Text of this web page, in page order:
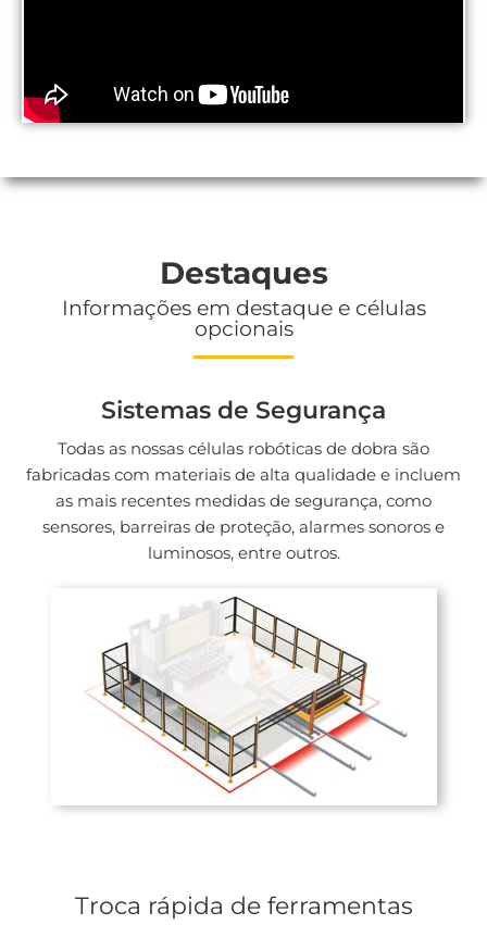
Destaques
Informações em destaque e células
opcionais
Sistemas de Segurança
Todas as nossas células robóticas de dobra são
fabricadas com materiais de alta qualidade e incluem
as mais recentes medidas de segurança, como
sensores, barreiras de proteção, alarmes sonoros e
luminosos, entre outros.
Troca rápida de ferramentas